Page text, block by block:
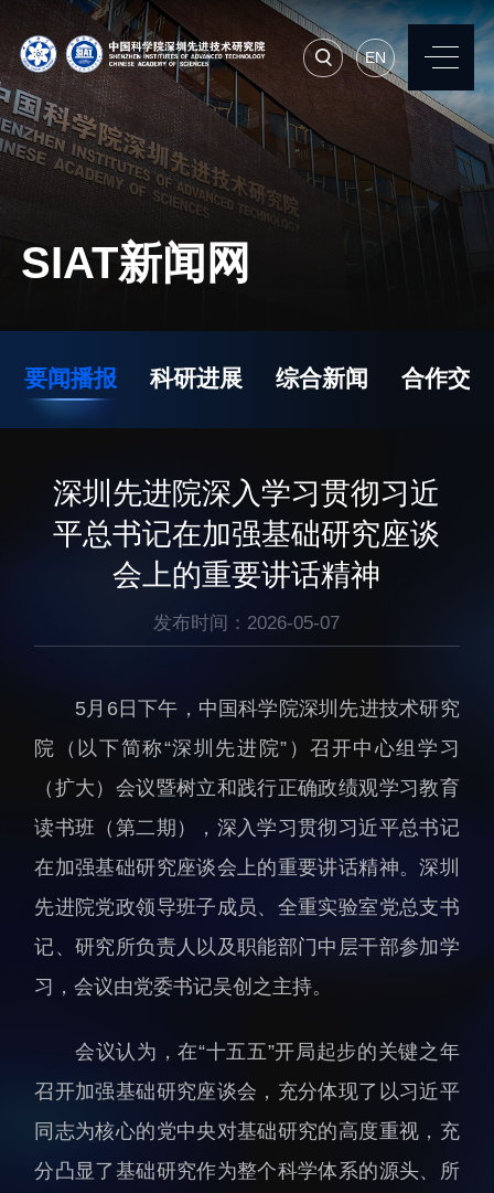
EN
常用系统 人才招聘 联系我们
机构简介
院长寄语
现任领导
统计数据
研究机构
先进集成技术研究所
生物医学与健康工程研
生物医药与技术研究所
脑认知与脑疾病研究所
合成生物学研究所
材料人工智能研究所
人才概况
人才介绍
人才招聘
博士后
综合处
科研管理处
创新融合处
财务资产处
合作转化处
教育处
党群工作处
SIAT新闻网
要闻播报 科研进展 综合新闻 合作交流
深圳先进院深入学习贯彻习近
平总书记在加强基础研究座谈
会上的重要讲话精神
发布时间：2026-05-07
5月6日下午，中国科学院深圳先进技术研究
院（以下简称“深圳先进院”）召开中心组学习
（扩大）会议暨树立和践行正确政绩观学习教育
读书班（第二期），深入学习贯彻习近平总书记
在加强基础研究座谈会上的重要讲话精神。深圳
先进院党政领导班子成员、全重实验室党总支书
记、研究所负责人以及职能部门中层干部参加学
习，会议由党委书记吴创之主持。
会议认为，在“十五五”开局起步的关键之年
召开加强基础研究座谈会，充分体现了以习近平
同志为核心的党中央对基础研究的高度重视，充
分凸显了基础研究作为整个科学体系的源头、所